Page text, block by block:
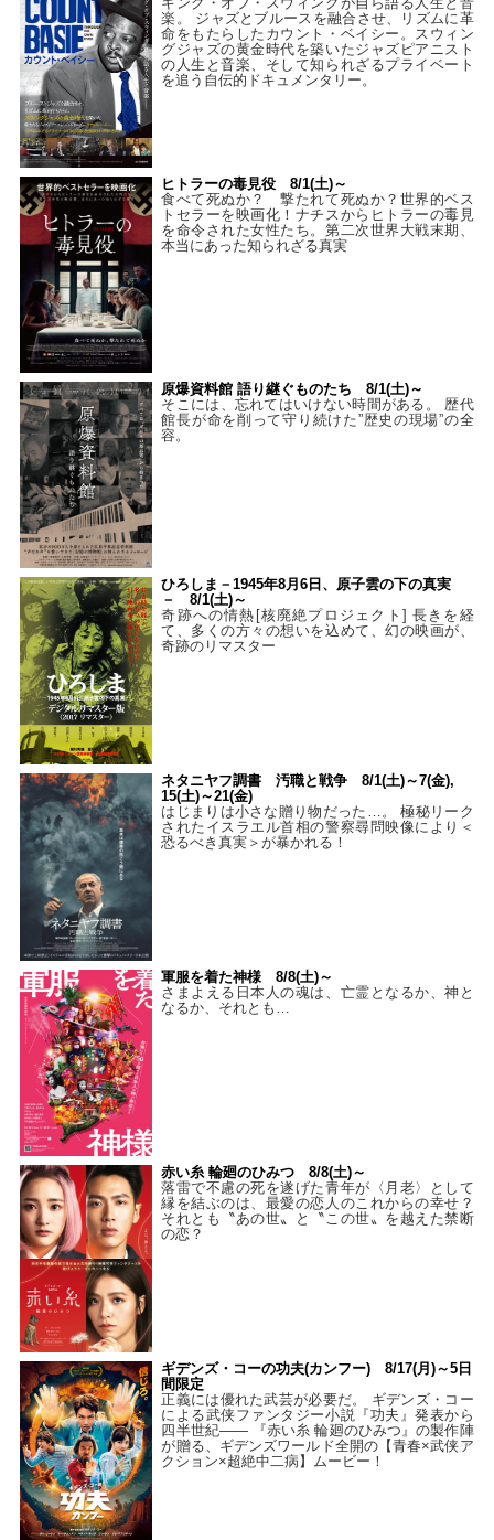
楽。 ジャズとブルースを融合させ、リズムに革
命をもたらしたカウント・ベイシー。スウィン
グジャズの黄金時代を築いたジャズピアニスト
の人生と音楽、そして知られざるプライベート
を追う自伝的ドキュメンタリー。
ヒトラーの毒見役 8/1(土)～
食べて死ぬか？ 撃たれて死ぬか？世界的ベス
トセラーを映画化！ナチスからヒトラーの毒見
を命令された女性たち。第二次世界大戦末期、
本当にあった知られざる真実
原爆資料館 語り継ぐものたち 8/1(土)～
そこには、忘れてはいけない時間がある。 歴代
館長が命を削って守り続けた”歴史の現場”の全
容。
ひろしま－1945年8月6日、原子雲の下の真実
－ 8/1(土)～
奇跡への情熱[核廃絶プロジェクト] 長きを経
て、多くの方々の想いを込めて、幻の映画が、
奇跡のリマスター
ネタニヤフ調書 汚職と戦争 8/1(土)～7(金),
15(土)～21(金)
はじまりは小さな贈り物だった…。 極秘リーク
されたイスラエル首相の警察尋問映像により＜
恐るべき真実＞が暴かれる！
軍服を着た神様 8/8(土)～
さまよえる日本人の魂は、亡霊となるか、神と
なるか、それとも…
赤い糸 輪廻のひみつ 8/8(土)～
落雷で不慮の死を遂げた青年が〈月老〉として
縁を結ぶのは、最愛の恋人のこれからの幸せ？
それとも〝あの世〟と〝この世〟を越えた禁断
の恋？
ギデンズ・コーの功夫(カンフー) 8/17(月)～5日
間限定
正義には優れた武芸が必要だ。 ギデンズ・コー
による武侠ファンタジー小説『功夫』発表から
四半世紀―― 『赤い糸 輪廻のひみつ』の製作陣
が贈る、ギデンズワールド全開の【青春×武侠ア
クション×超絶中二病】ムービー！